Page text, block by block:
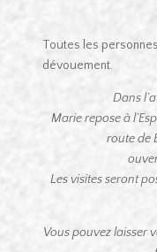
Toutes les
dévouement.
Dans
Marie repose à
route de
Les visites seront
Vous pouvez laisser